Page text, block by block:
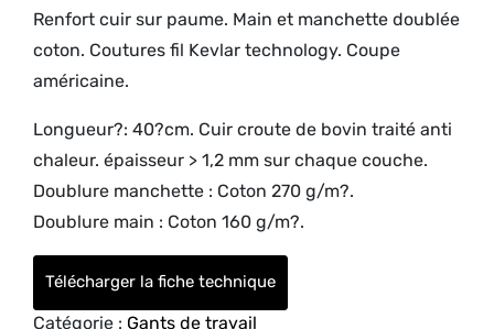
Renfort cuir sur paume. Main et manchette doublée
coton. Coutures fil Kevlar technology. Coupe
américaine.
Longueur?: 40?cm. Cuir croute de bovin traité anti
chaleur. épaisseur > 1,2 mm sur chaque couche.
Doublure manchette : Coton 270 g/m?.
Doublure main : Coton 160 g/m?.
Télécharger la fiche technique
Catégorie : Gants de travail